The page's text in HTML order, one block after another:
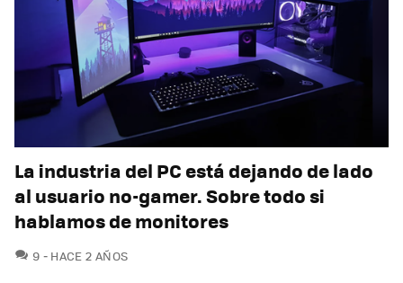
La industria del PC está dejando de lado
al usuario no-gamer. Sobre todo si
hablamos de monitores
9 COMENTARIOS
HACE 2 AÑOS